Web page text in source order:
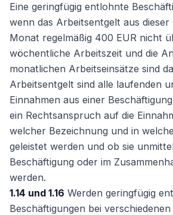
Eine geringfügig entlohnte
wenn das Arbeitsentgelt aus dieser
Monat regelmäßig 400 EUR nicht
wöchentliche Arbeitszeit und die
monatlichen Arbeitseinsätze sind
Arbeitsentgelt sind alle laufenden
Einnahmen aus einer
ein Rechtsanspruch auf die
welcher Bezeichnung und in
geleistet werden und ob sie
Beschäftigung oder im
werden.
1.14 und 1.16 Werden geringfügig
Beschäftigungen bei